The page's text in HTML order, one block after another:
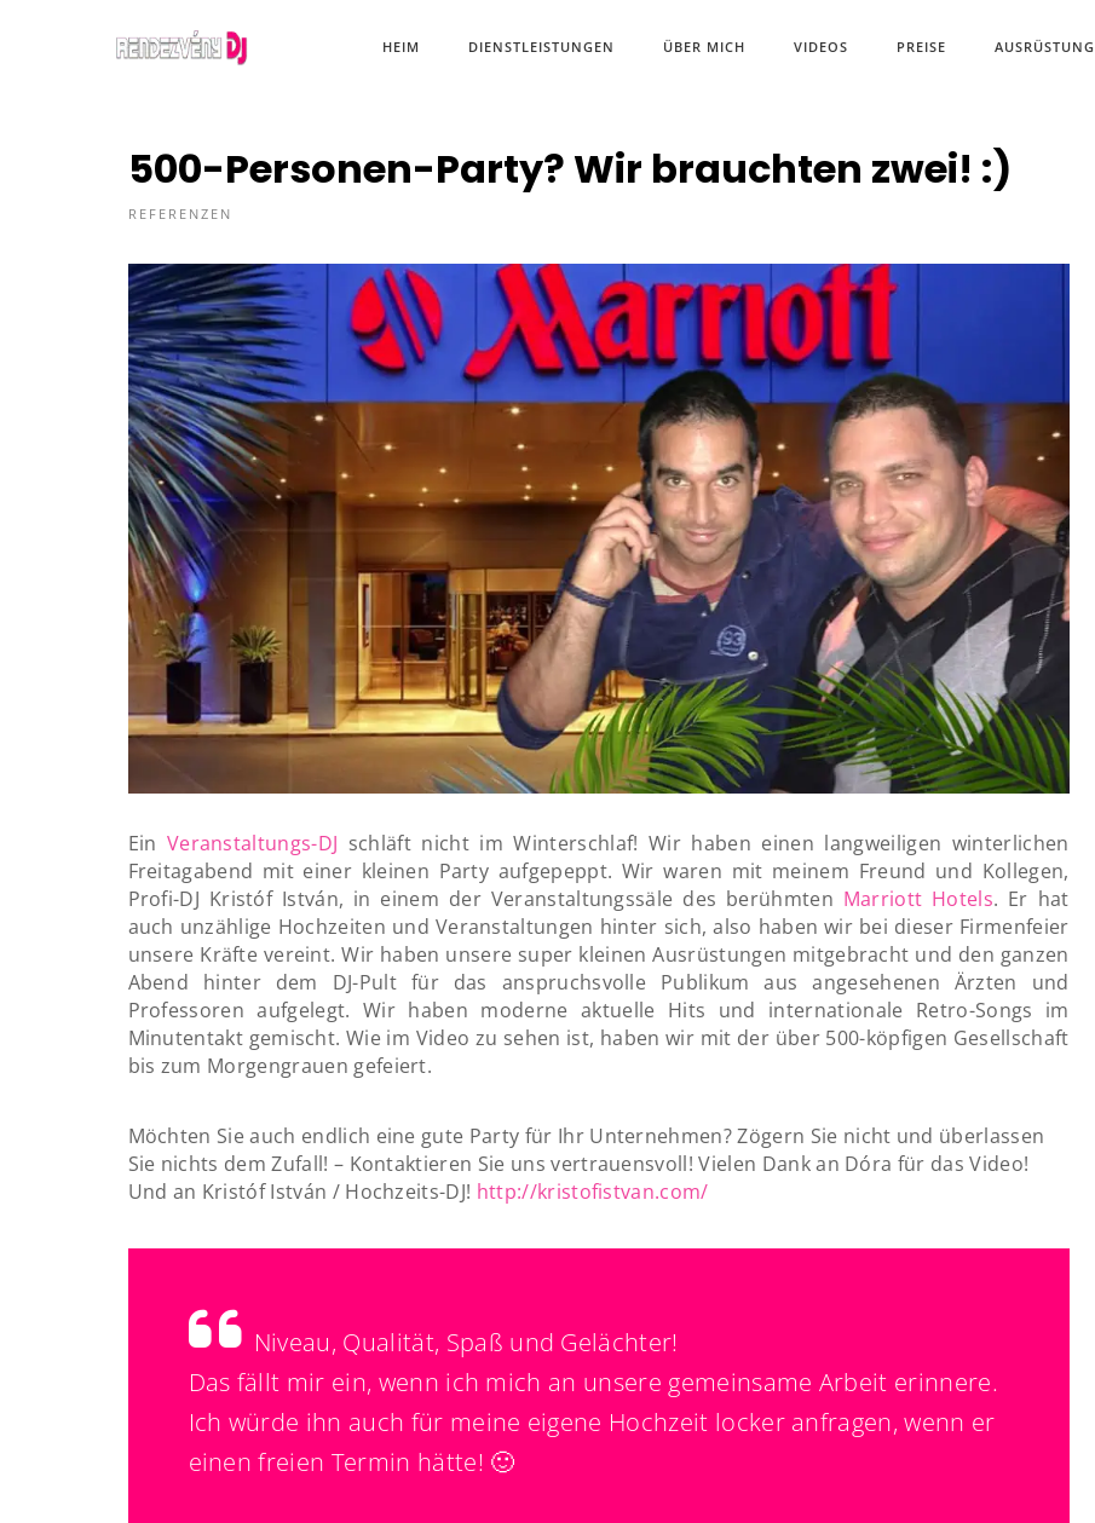
HEIM DIENSTLEISTUNGEN ÜBER MICH VIDEOS PREISE AUSRÜSTUNG
500-Personen-Party? Wir brauchten zwei! :)
REFERENZEN
Ein Veranstaltungs-DJ schläft nicht im Winterschlaf! Wir haben einen langweiligen winterlichen
Freitagabend mit einer kleinen Party aufgepeppt. Wir waren mit meinem Freund und Kollegen,
Profi-DJ Kristóf István, in einem der Veranstaltungssäle des berühmten Marriott Hotels. Er hat
auch unzählige Hochzeiten und Veranstaltungen hinter sich, also haben wir bei dieser Firmenfeier
unsere Kräfte vereint. Wir haben unsere super kleinen Ausrüstungen mitgebracht und den ganzen
Abend hinter dem DJ-Pult für das anspruchsvolle Publikum aus angesehenen Ärzten und
Professoren aufgelegt. Wir haben moderne aktuelle Hits und internationale Retro-Songs im
Minutentakt gemischt. Wie im Video zu sehen ist, haben wir mit der über 500-köpfigen Gesellschaft
bis zum Morgengrauen gefeiert.
Möchten Sie auch endlich eine gute Party für Ihr Unternehmen? Zögern Sie nicht und überlassen
Sie nichts dem Zufall! – Kontaktieren Sie uns vertrauensvoll! Vielen Dank an Dóra für das Video!
Und an Kristóf István / Hochzeits-DJ! http://kristofistvan.com/
Niveau, Qualität, Spaß und Gelächter!
Das fällt mir ein, wenn ich mich an unsere gemeinsame Arbeit erinnere.
Ich würde ihn auch für meine eigene Hochzeit locker anfragen, wenn er
einen freien Termin hätte! 🙂